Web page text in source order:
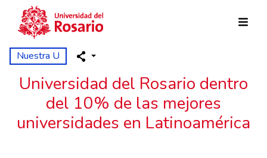
Pasar al contenido principal
Nuestra U
Universidad del Rosario dentro
del 10% de las mejores
universidades en Latinoamérica